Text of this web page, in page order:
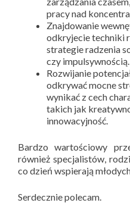
pracy nad
Znajdowanie
odkryjecie techniki
strategie radzenia
czy impulsywnością.
Rozwijanie
odkrywać mocne
wynikać z cech
takich jak
innowacyjność.
Bardzo wartościowy
również specjalistów,
co dzień wspierają
Serdecznie polecam.